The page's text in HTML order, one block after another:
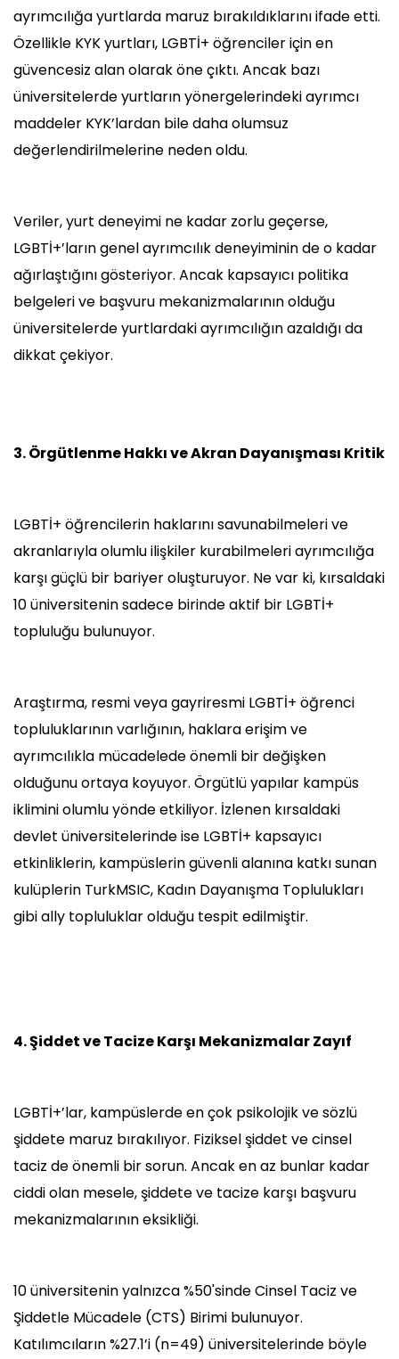
ayrımcılığa yurtlarda maruz bırakıldıklarını ifade etti.
Özellikle KYK yurtları, LGBTİ+ öğrenciler için en
güvencesiz alan olarak öne çıktı. Ancak bazı
üniversitelerde yurtların yönergelerindeki ayrımcı
maddeler KYK’lardan bile daha olumsuz
değerlendirilmelerine neden oldu.
Veriler, yurt deneyimi ne kadar zorlu geçerse,
LGBTİ+’ların genel ayrımcılık deneyiminin de o kadar
ağırlaştığını gösteriyor. Ancak kapsayıcı politika
belgeleri ve başvuru mekanizmalarının olduğu
üniversitelerde yurtlardaki ayrımcılığın azaldığı da
dikkat çekiyor.
3. Örgütlenme Hakkı ve Akran Dayanışması Kritik
LGBTİ+ öğrencilerin haklarını savunabilmeleri ve
akranlarıyla olumlu ilişkiler kurabilmeleri ayrımcılığa
karşı güçlü bir bariyer oluşturuyor. Ne var ki, kırsaldaki
10 üniversitenin sadece birinde aktif bir LGBTİ+
topluluğu bulunuyor.
Araştırma, resmi veya gayriresmi LGBTİ+ öğrenci
topluluklarının varlığının, haklara erişim ve
ayrımcılıkla mücadelede önemli bir değişken
olduğunu ortaya koyuyor. Örgütlü yapılar kampüs
iklimini olumlu yönde etkiliyor. İzlenen kırsaldaki
devlet üniversitelerinde ise LGBTİ+ kapsayıcı
etkinliklerin, kampüslerin güvenli alanına katkı sunan
kulüplerin TurkMSIC, Kadın Dayanışma Toplulukları
gibi ally topluluklar olduğu tespit edilmiştir.
4. Şiddet ve Tacize Karşı Mekanizmalar Zayıf
LGBTİ+’lar, kampüslerde en çok psikolojik ve sözlü
şiddete maruz bırakılıyor. Fiziksel şiddet ve cinsel
taciz de önemli bir sorun. Ancak en az bunlar kadar
ciddi olan mesele, şiddete ve tacize karşı başvuru
mekanizmalarının eksikliği.
10 üniversitenin yalnızca %50'sinde Cinsel Taciz ve
Şiddetle Mücadele (CTS) Birimi bulunuyor.
Katılımcıların %27.1’i (n=49) üniversitelerinde böyle